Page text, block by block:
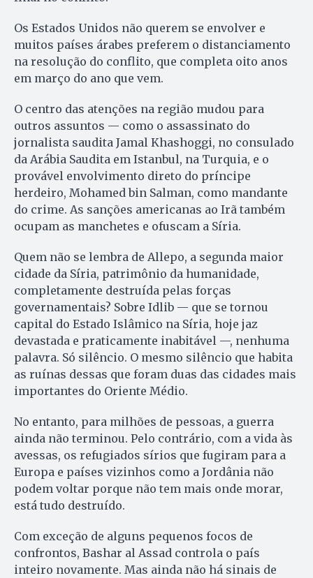
Os Estados Unidos não querem se envolver e
muitos países árabes preferem o distanciamento
na resolução do conflito, que completa oito anos
em março do ano que vem.
O centro das atenções na região mudou para
outros assuntos — como o assassinato do
jornalista saudita Jamal Khashoggi, no consulado
da Arábia Saudita em Istanbul, na Turquia, e o
provável envolvimento direto do príncipe
herdeiro, Mohamed bin Salman, como mandante
do crime. As sanções americanas ao Irã também
ocupam as manchetes e ofuscam a Síria.
Quem não se lembra de Allepo, a segunda maior
cidade da Síria, patrimônio da humanidade,
completamente destruída pelas forças
governamentais? Sobre Idlib — que se tornou
capital do Estado Islâmico na Síria, hoje jaz
devastada e praticamente inabitável —, nenhuma
palavra. Só silêncio. O mesmo silêncio que habita
as ruínas dessas que foram duas das cidades mais
importantes do Oriente Médio.
No entanto, para milhões de pessoas, a guerra
ainda não terminou. Pelo contrário, com a vida às
avessas, os refugiados sírios que fugiram para a
Europa e países vizinhos como a Jordânia não
podem voltar porque não tem mais onde morar,
está tudo destruído.
Com exceção de alguns pequenos focos de
confrontos, Bashar al Assad controla o país
inteiro novamente. Mas ainda não há sinais de